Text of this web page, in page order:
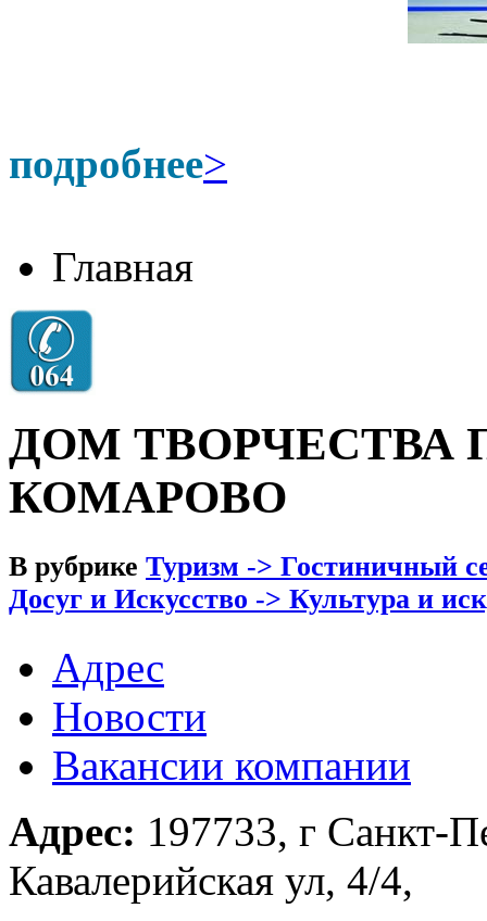
подробнее>
Главная
ДОМ ТВОРЧЕСТВА
КОМАРОВО
В рубрике Туризм -> Гостиничный
Досуг и Искусство -> Культура и
Адрес
Новости
Вакансии компании
Адрес: 197733, г Санкт-
Кавалерийская ул, 4/4,